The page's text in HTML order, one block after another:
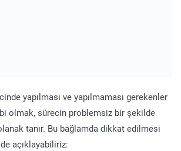
yapılması ve yapılmaması gerekenler
olmak, sürecin problemsiz bir şekilde
tanır. Bu bağlamda dikkat edilmesi
açıklayabiliriz: